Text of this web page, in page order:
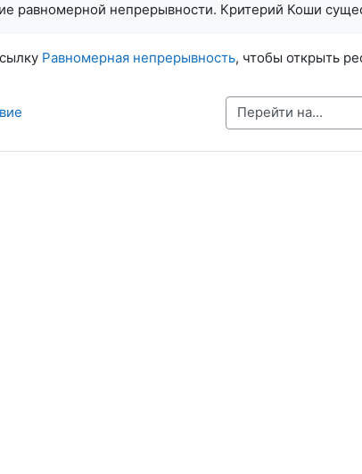
равномерной непрерывности. Критерий Коши
Равномерная непрерывность, чтобы открыть
Перейти на...